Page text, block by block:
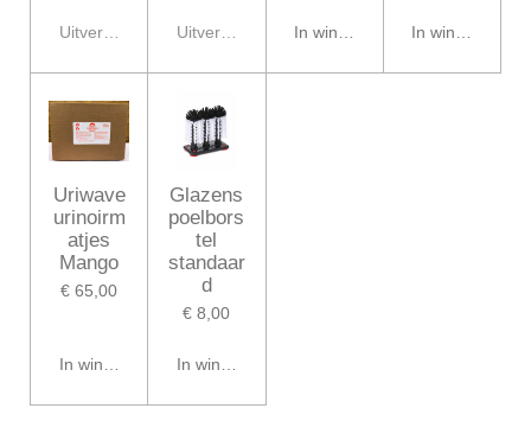
Uitverkocht Uitverkocht In winkelwagen In winkelwagen
Uriwave
urinoirm
atjes
Mango
€ 65,00
In winkelwagen
Glazens
poelbors
tel
standaar
d
€ 8,00
In winkelwagen